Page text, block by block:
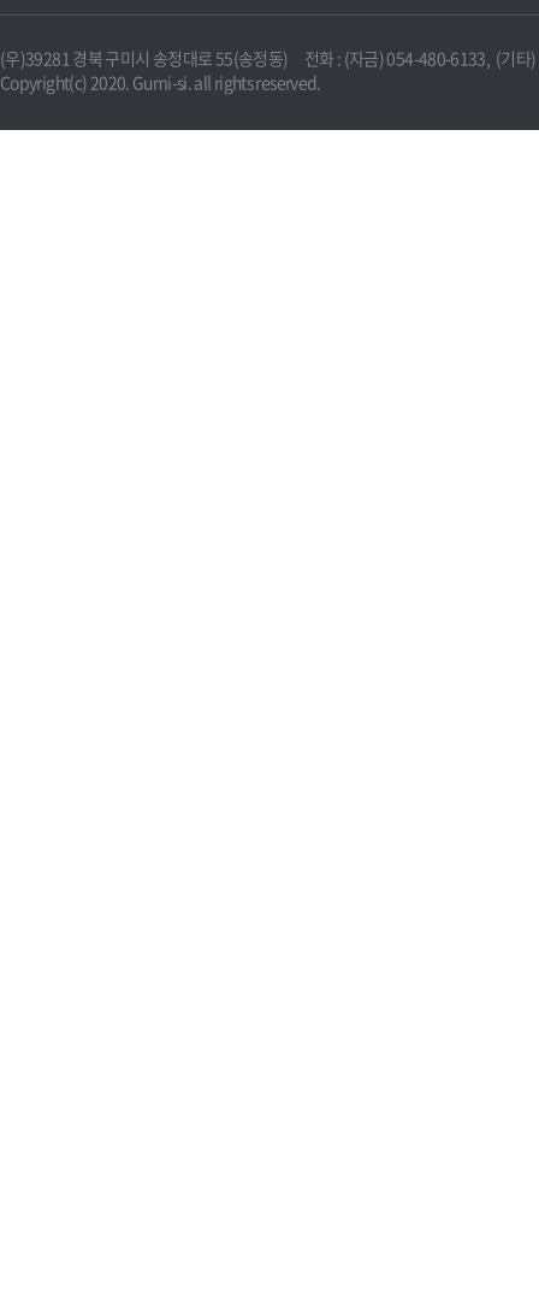
(우)39281 경북 구미시 송정대로 55(송정동) 전화 : (자금) 054-480-6133, (기타
Copyright(c) 2020. Gumi-si. all rights reserved.